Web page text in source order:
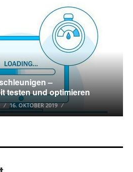
–
testen und optimieren
16. OKTOBER 2019